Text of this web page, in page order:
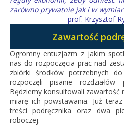
zarówno prywatnie jak i w
- prof. Krzysztof
Zawartość
Ogromny entuzjazm z jakim
nas do rozpoczęcia prac nad
zbiórki środków potrzebnych
rozpoczęli pisanie rozdziałów
Będziemy konsultowali zawartość
miarę ich powstawania. Już
treści podręcznika oraz dwa
roboczej.